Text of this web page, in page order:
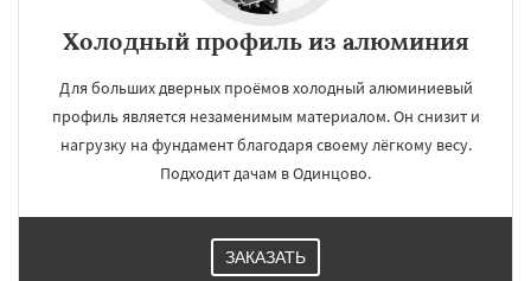
Холодный профиль из алюминия
Для больших дверных проёмов холодный алюминиевый
профиль является незаменимым материалом. Он снизит и
нагрузку на фундамент благодаря своему лёгкому весу.
Подходит дачам в Одинцово.
ЗАКАЗАТЬ